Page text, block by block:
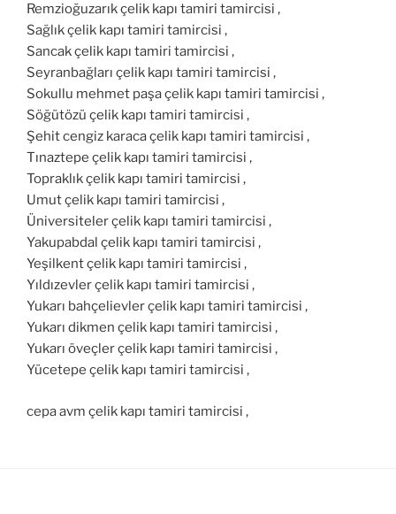
Remzioğuzarık çelik kapı tamiri tamircisi ,
Sağlık çelik kapı tamiri tamircisi ,
Sancak çelik kapı tamiri tamircisi ,
Seyranbağları çelik kapı tamiri tamircisi ,
Sokullu mehmet paşa çelik kapı tamiri tamircisi ,
Söğütözü çelik kapı tamiri tamircisi ,
Şehit cengiz karaca çelik kapı tamiri tamircisi ,
Tınaztepe çelik kapı tamiri tamircisi ,
Topraklık çelik kapı tamiri tamircisi ,
Umut çelik kapı tamiri tamircisi ,
Üniversiteler çelik kapı tamiri tamircisi ,
Yakupabdal çelik kapı tamiri tamircisi ,
Yeşilkent çelik kapı tamiri tamircisi ,
Yıldızevler çelik kapı tamiri tamircisi ,
Yukarı bahçelievler çelik kapı tamiri tamircisi ,
Yukarı dikmen çelik kapı tamiri tamircisi ,
Yukarı öveçler çelik kapı tamiri tamircisi ,
Yücetepe çelik kapı tamiri tamircisi ,
cepa avm çelik kapı tamiri tamircisi ,